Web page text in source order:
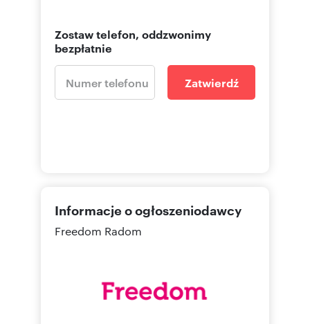
Zostaw telefon, oddzwonimy
bezpłatnie
Zatwierdź
Informacje o ogłoszeniodawcy
Freedom Radom